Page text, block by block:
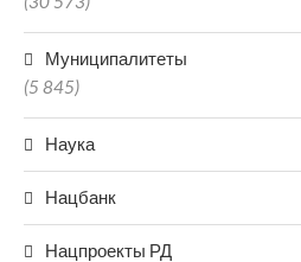
Муниципалитеты
(5 845)
Наука
Нацбанк
Нацпроекты РД